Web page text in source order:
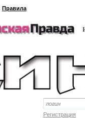
Правила
Регистрация